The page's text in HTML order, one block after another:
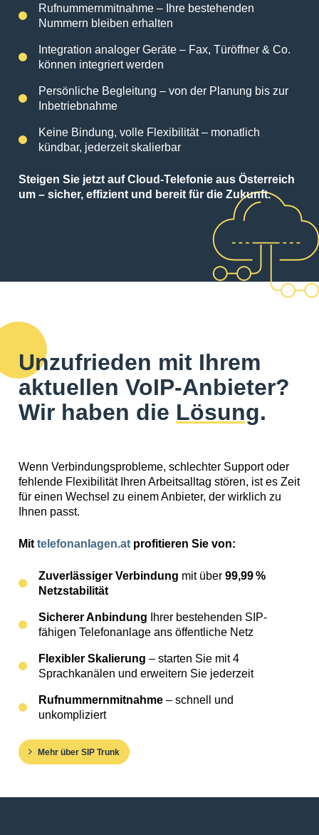
Rufnummernmitnahme – Ihre bestehenden
Nummern bleiben erhalten
Integration analoger Geräte – Fax, Türöffner & Co.
können integriert werden
Persönliche Begleitung – von der Planung bis zur
Inbetriebnahme
Keine Bindung, volle Flexibilität – monatlich
kündbar, jederzeit skalierbar
Steigen Sie jetzt auf Cloud-Telefonie aus Österreich
um – sicher, effizient und bereit für die Zukunft.
Unzufrieden mit Ihrem
aktuellen VoIP-Anbieter?
Wir haben die Lösung.
Wenn Verbindungsprobleme, schlechter Support oder
fehlende Flexibilität Ihren Arbeitsalltag stören, ist es Zeit
für einen Wechsel zu einem Anbieter, der wirklich zu
Ihnen passt.
Mit telefonanlagen.at profitieren Sie von:
Zuverlässiger Verbindung mit über 99,99 %
Netzstabilität
Sicherer Anbindung Ihrer bestehenden SIP-
fähigen Telefonanlage ans öffentliche Netz
Flexibler Skalierung – starten Sie mit 4
Sprachkanälen und erweitern Sie jederzeit
Rufnummernmitnahme – schnell und
unkompliziert
Mehr über SIP Trunk